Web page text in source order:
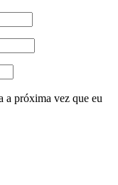
a próxima vez que eu